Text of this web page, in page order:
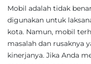
Mobil adalah tidak
digunakan untuk
kota. Namun, mobil
masalah dan rusaknya
kinerjanya. Jika Anda